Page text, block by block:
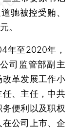
驰被控受贿、
。
至2020年，
司监管部副主
革发展工作小
、主任，中共
便利以及职权
公司上市、企